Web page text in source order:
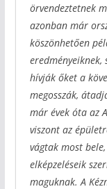
örvendeztetnek
azonban már
köszönhetően
eredményeiknek,
hívják őket a
megosszák,
már évek óta az
viszont az
vágtak most
elképzeléseik
maguknak. A